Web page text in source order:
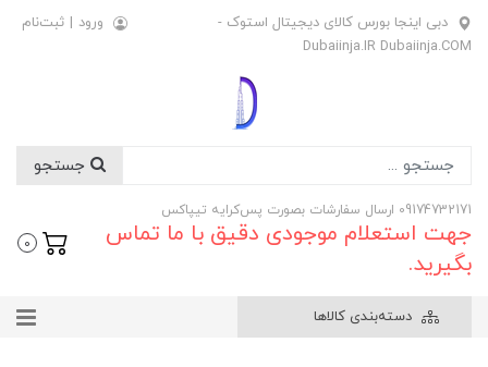
دبی اینجا بورس کالای دیجیتال استوک -
Dubaiinja.IR Dubaiinja.COM
ورود | ثبت‌نام
09174732171 ارسال سفارشات بصورت پس‌کرایه تیپاکس
جهت استعلام موجودی دقیق با ما تماس
بگیرید.
0
دسته‌بندی کالاها